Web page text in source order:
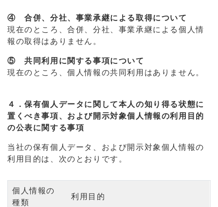
④ 合併、分社、事業承継による取得について
現在のところ、合併、分社、事業承継による個人情
報の取得はありません。
⑤ 共同利用に関する事項について
現在のところ、個人情報の共同利用はありません。
４．保有個人データに関して本人の知り得る状態に
置くべき事項、および開示対象個人情報の利用目的
の公表に関する事項
当社の保有個人データ、および開示対象個人情報の
利用目的は、次のとおりです。
個人情報の
種類
利用目的